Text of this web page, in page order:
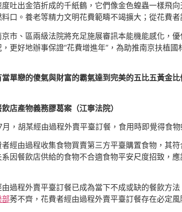
吐出金箔折成的千紙鶴，它們像金色蝗蟲一樣飛
口。養老等精力文明花費範疇不竭擴大；從花費
市、區兩級法院將充足施展審訊本能機能感化，
更好地辦事保證“花費增進年”，為助推南京扶植
單戀的傻氣與財富的霸氣達到完美的五比五黃金
店產物義務膠葛案（江寧法院）
，胡某經由過程外賣平臺訂餐，食用時即覺得食
經由過程收集食物買賣第三方平臺購置食物，其
因餐飲店供給的食物不合適食物平安尺度招致，
過程外賣平臺訂餐已成為當下不成或缺的餐飲方
莠不齊，花費者經由過程外賣平臺訂餐存在必定